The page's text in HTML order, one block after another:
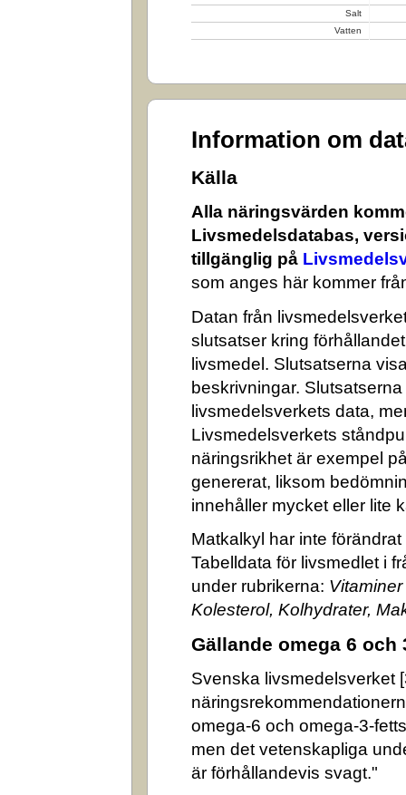
Salt
Vatten
Information om
Källa
Alla näringsvärden
Livsmedelsdatabas,
tillgänglig på
som anges här kommer
Datan från
slutsatser kring
livsmedel. Slutsatserna
beskrivningar.
livsmedelsverkets data,
Livsmedelsverkets
näringsrikhet är exempel
genererat, liksom
innehåller mycket eller lite
Matkalkyl har inte
Tabelldata för livsmedlet i
under rubrikerna:
Kolesterol, Kolhydrater,
Gällande omega 6 och
Svenska livsmedelsverket
omega-6 och omega-3-
men det vetenskapliga
är förhållandevis svagt."